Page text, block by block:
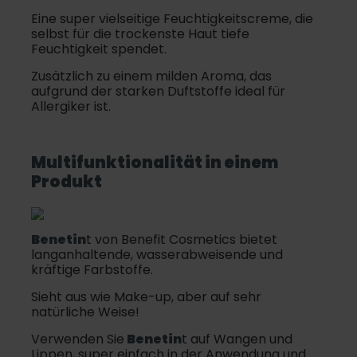
Eine super vielseitige Feuchtigkeitscreme, die
selbst für die trockenste Haut tiefe
Feuchtigkeit spendet.
Zusätzlich zu einem milden Aroma, das
aufgrund der starken Duftstoffe ideal für
Allergiker ist.
Multifunktionalität in einem
Produkt
Benetint von Benefit Cosmetics bietet
langanhaltende, wasserabweisende und
kräftige Farbstoffe.
Sieht aus wie Make-up, aber auf sehr
natürliche Weise!
Verwenden Sie Benetint auf Wangen und